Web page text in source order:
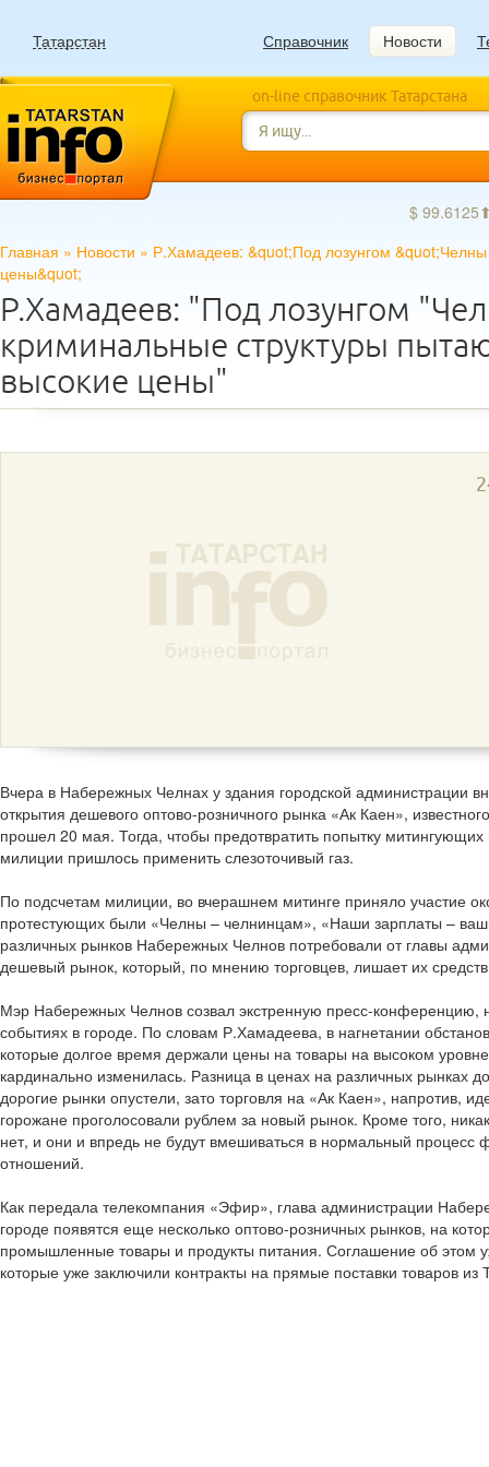
Татарстан Справочник Новости
on-line справочник Татарстана
$
Главная » Новости » Р.Хамадеев: &quot;Под лозунгом
цены&quot;
Р.Хамадеев: "Под лозунгом
криминальные структуры
высокие цены"
Вчера в Набережных Челнах у здания городской администрации
открытия дешевого оптово-розничного рынка «Ак Каен»,
прошел 20 мая. Тогда, чтобы предотвратить попытку
милиции пришлось применить слезоточивый газ.
По подсчетам милиции, во вчерашнем митинге приняло участие
протестующих были «Челны – челнинцам», «Наши зарплаты –
различных рынков Набережных Челнов потребовали от главы
дешевый рынок, который, по мнению торговцев, лишает их
Мэр Набережных Челнов созвал экстренную пресс-конференцию,
событиях в городе. По словам Р.Хамадеева, в нагнетании
которые долгое время держали цены на товары на высоком
кардинально изменилась. Разница в ценах на различных рынках
дорогие рынки опустели, зато торговля на «Ак Каен», напротив,
горожане проголосовали рублем за новый рынок. Кроме того,
нет, и они и впредь не будут вмешиваться в нормальный
отношений.
Как передала телекомпания «Эфир», глава администрации
городе появятся еще несколько оптово-розничных рынков, на
промышленные товары и продукты питания. Соглашение об этом
которые уже заключили контракты на прямые поставки товаров из